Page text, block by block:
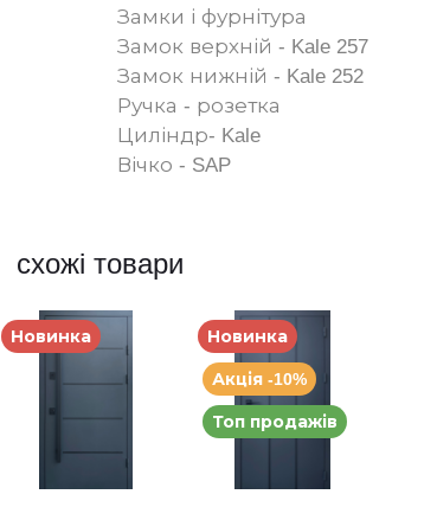
Замки і фурнітура
Замок верхній - Kale 257
Замок нижній - Kale 252
Ручка - розетка
Циліндр- Kale
Вічко - SAP
схожі товари
Новинка Новинка
Акція -10%
Топ продажів